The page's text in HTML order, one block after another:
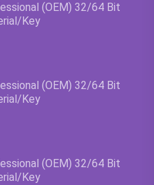
(OEM) 32/64 Bit
Key
(OEM) 32/64 Bit
Key
5
(OEM) 32/64 Bit
Key